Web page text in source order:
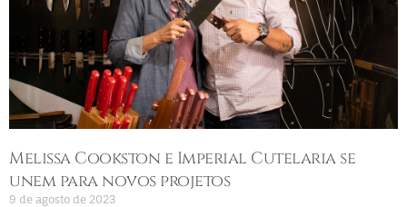
Melissa Cookston e Imperial Cutelaria se
unem para novos projetos
9 de agosto de 2023